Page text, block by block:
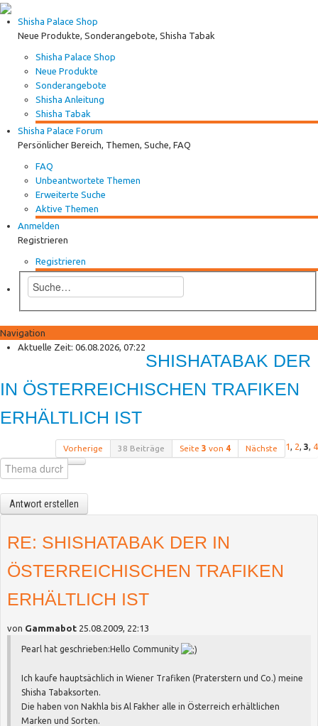
Shisha Palace Shop
Neue Produkte, Sonderangebote, Shisha Tabak
Shisha Palace Shop
Neue Produkte
Sonderangebote
Shisha Anleitung
Shisha Tabak
Shisha Palace Forum
Persönlicher Bereich, Themen, Suche, FAQ
FAQ
Unbeantwortete Themen
Erweiterte Suche
Aktive Themen
Anmelden
Registrieren
Registrieren
Navigation
Anmelden
Neue Produkte
Aktuelle Zeit: 06.08.2026, 07:22
SHISHATABAK DER
IN ÖSTERREICHISCHEN TRAFIKEN
ERHÄLTLICH IST
Vorherige 38 Beiträge Seite 3 von 4 1 2 3 4
Nächste
Antwort erstellen
RE: SHISHATABAK DER IN
ÖSTERREICHISCHEN TRAFIKEN
ERHÄLTLICH IST
von Gammabot 25.08.2009, 22:13
Pearl hat geschrieben:Hello Community
Ich kaufe hauptsächlich in Wiener Trafiken (Praterstern und Co.) meine
Shisha Tabaksorten.
Die haben von Nakhla bis Al Fakher alle in Österreich erhältlichen
Marken und Sorten.